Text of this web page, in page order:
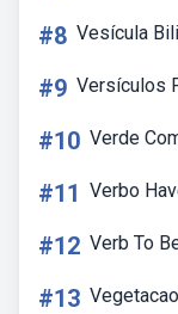
#8 Vesícula
#9 Versículos
#10 Verde
#11 Verbo
#12 Verb To
#13